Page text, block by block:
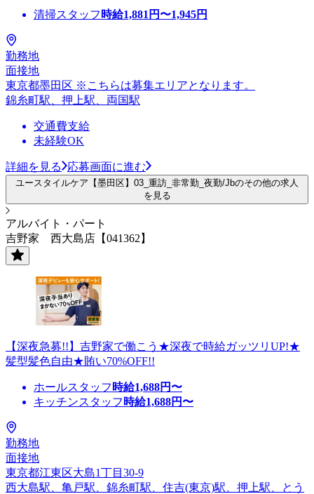
清掃スタッフ 時給1,881 円〜1,945円
勤務地
面接地
東京都墨田区 ※こちらは募集エリアとなります。
錦糸町駅、押上駅、両国駅
交通費支給
未経験OK
詳細を見る 応募画面に進む
ユースタイルケア【墨田区】03_重訪_非常勤_夜勤/Jbのその他の求人
を見る
アルバイト・パート
吉野家 西大島店【041362】
【深夜急募!!】吉野家で働こう★深夜で時給ガッツリUP!★
髪型髪色自由★賄い70%OFF!!
ホールスタッフ 時給1,688円〜
キッチンスタッフ 時給1,688円〜
勤務地
面接地
東京都江東区大島1丁目30-9
西大島駅、亀戸駅、錦糸町駅、住吉(東京)駅、押上駅、とう